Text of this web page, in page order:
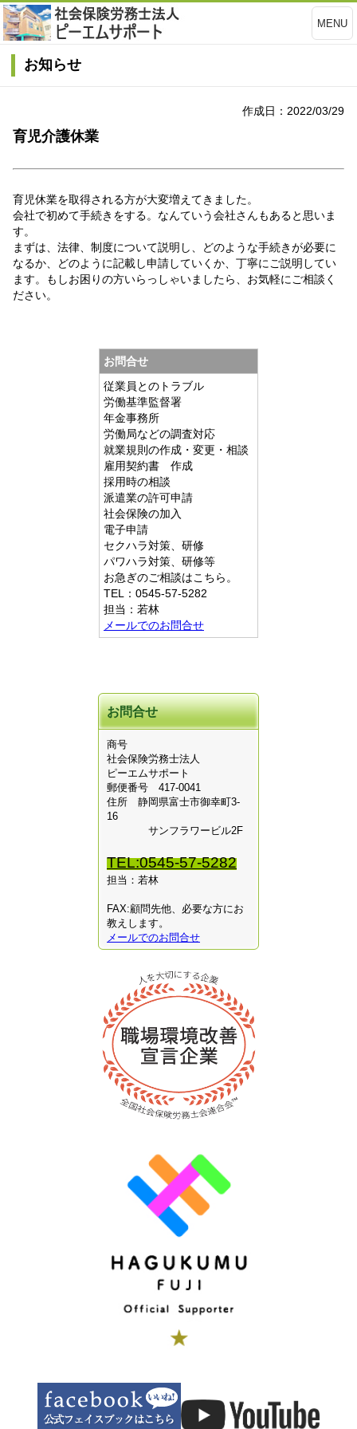
MENU
お知らせ
作成日：2022/03/29
育児介護休業
育児休業を取得される方が大変増えてきました。
会社で初めて手続きをする。なんていう会社さんもあると思いま
す。
まずは、法律、制度について説明し、どのような手続きが必要に
なるか、どのように記載し申請していくか、丁寧にご説明してい
ます。もしお困りの方いらっしゃいましたら、お気軽にご相談く
ださい。
お問合せ
従業員とのトラブル
労働基準監督署
年金事務所
労働局などの調査対応
就業規則の作成・変更・相談
雇用契約書 作成
採用時の相談
派遣業の許可申請
社会保険の加入
電子申請
セクハラ対策、研修
パワハラ対策、研修等
お急ぎのご相談はこちら。
TEL：0545-57-5282
担当：若林
メールでのお問合せ
お問合せ
商号
社会保険労務士法人
ピーエムサポート
郵便番号 417-0041
住所 静岡県富士市御幸町3-
16
サンフラワービル2F
TEL:0545-57-5282
担当：若林
FAX:顧問先他、必要な方にお
教えします。
メールでのお問合せ